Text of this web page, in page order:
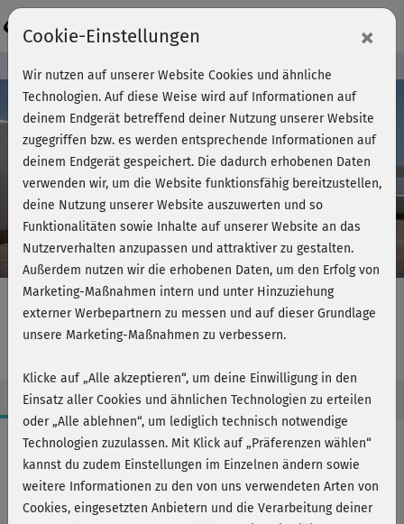
Play
Video
Kursvorschau - Jetzt mitmachen!
Pilates basic - Warm-up
Workout-Facts
leicht
8 Min
Cookie-Einstellungen ×
Wir nutzen auf unserer Website Cookies und ähnliche
Technologien. Auf diese Weise wird auf Informationen auf
deinem Endgerät betreffend deiner Nutzung unserer Website
zugegriffen bzw. es werden entsprechende Informationen auf
deinem Endgerät gespeichert. Die dadurch erhobenen Daten
verwenden wir, um die Website funktionsfähig bereitzustellen,
deine Nutzung unserer Website auszuwerten und so
Funktionalitäten sowie Inhalte auf unserer Website an das
Nutzerverhalten anzupassen und attraktiver zu gestalten.
Außerdem nutzen wir die erhobenen Daten, um den Erfolg von
Marketing-Maßnahmen intern und unter Hinzuziehung
externer Werbepartnern zu messen und auf dieser Grundlage
unsere Marketing-Maßnahmen zu verbessern.
Klicke auf „Alle akzeptieren“, um deine Einwilligung in den
Einsatz aller Cookies und ähnlichen Technologien zu erteilen
oder „Alle ablehnen“, um lediglich technisch notwendige
Technologien zuzulassen. Mit Klick auf „Präferenzen wählen“
kannst du zudem Einstellungen im Einzelnen ändern sowie
weitere Informationen zu den von uns verwendeten Arten von
Cookies, eingesetzten Anbietern und die Verarbeitung deiner